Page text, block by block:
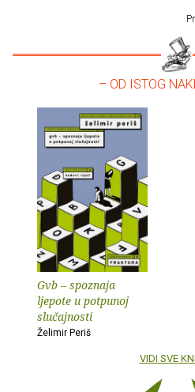
– OD ISTOG
Gvb – spoznaja
ljepote u potpunoj
slučajnosti
Želimir Periš
VIDI SVE